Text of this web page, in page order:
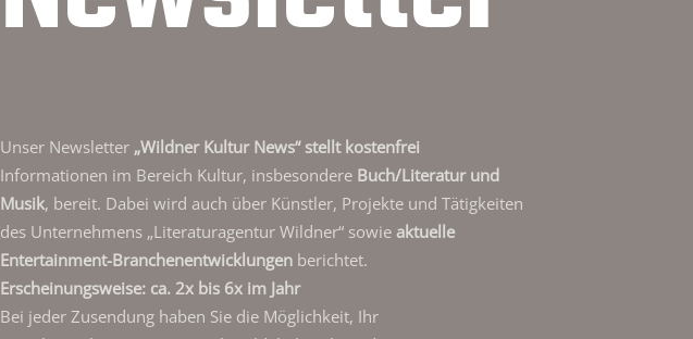
Unser Newsletter „Wildner Kultur News“ stellt kostenfrei
Informationen im Bereich Kultur, insbesondere Buch/Literatur und
Musik, bereit. Dabei wird auch über Künstler, Projekte und Tätigkeiten
des Unternehmens „Literaturagentur Wildner“ sowie aktuelle
Entertainment-Branchenentwicklungen berichtet.
Erscheinungsweise: ca. 2x bis 6x im Jahr
Bei jeder Zusendung haben Sie die Möglichkeit, Ihr